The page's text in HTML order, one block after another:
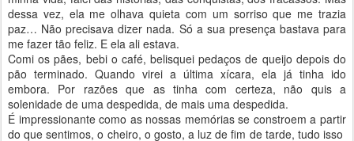
dessa vez, ela me olhava quieta com um sorriso que me trazia
paz… Não precisava dizer nada. Só a sua presença bastava para
me fazer tão feliz. E ela ali estava.
Comi os pães, bebi o café, belisquei pedaços de queijo depois do
pão terminado. Quando virei a última xícara, ela já tinha ido
embora. Por razões que as tinha com certeza, não quis a
solenidade de uma despedida, de mais uma despedida.
É impressionante como as nossas memórias se constroem a partir
do que sentimos, o cheiro, o gosto, a luz de fim de tarde, tudo isso